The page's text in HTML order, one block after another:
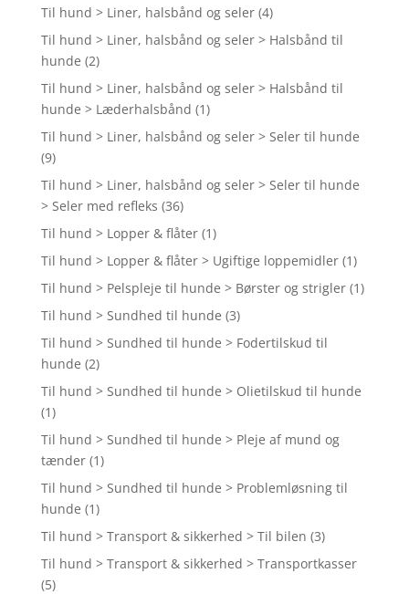
Til hund > Liner, halsbånd og seler (4)
Til hund > Liner, halsbånd og seler > Halsbånd til
hunde (2)
Til hund > Liner, halsbånd og seler > Halsbånd til
hunde > Læderhalsbånd (1)
Til hund > Liner, halsbånd og seler > Seler til hunde
(9)
Til hund > Liner, halsbånd og seler > Seler til hunde
> Seler med refleks (36)
Til hund > Lopper & flåter (1)
Til hund > Lopper & flåter > Ugiftige loppemidler (1)
Til hund > Pelspleje til hunde > Børster og strigler (1)
Til hund > Sundhed til hunde (3)
Til hund > Sundhed til hunde > Fodertilskud til
hunde (2)
Til hund > Sundhed til hunde > Olietilskud til hunde
(1)
Til hund > Sundhed til hunde > Pleje af mund og
tænder (1)
Til hund > Sundhed til hunde > Problemløsning til
hunde (1)
Til hund > Transport & sikkerhed > Til bilen (3)
Til hund > Transport & sikkerhed > Transportkasser
(5)